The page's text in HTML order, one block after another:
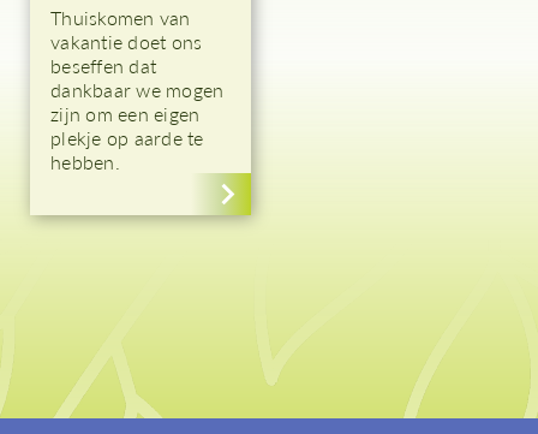
Thuiskomen van
vakantie doet ons
beseffen dat
dankbaar we mogen
zijn om een eigen
plekje op aarde te
hebben.